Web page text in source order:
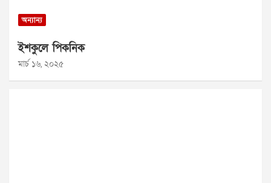
অন্যান্য
ইশকুলে পিকনিক
মার্চ ১৬, ২০২৫